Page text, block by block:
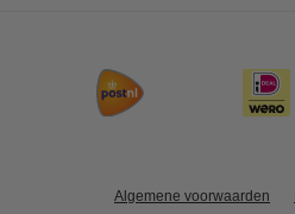
Algemene voorwaarden